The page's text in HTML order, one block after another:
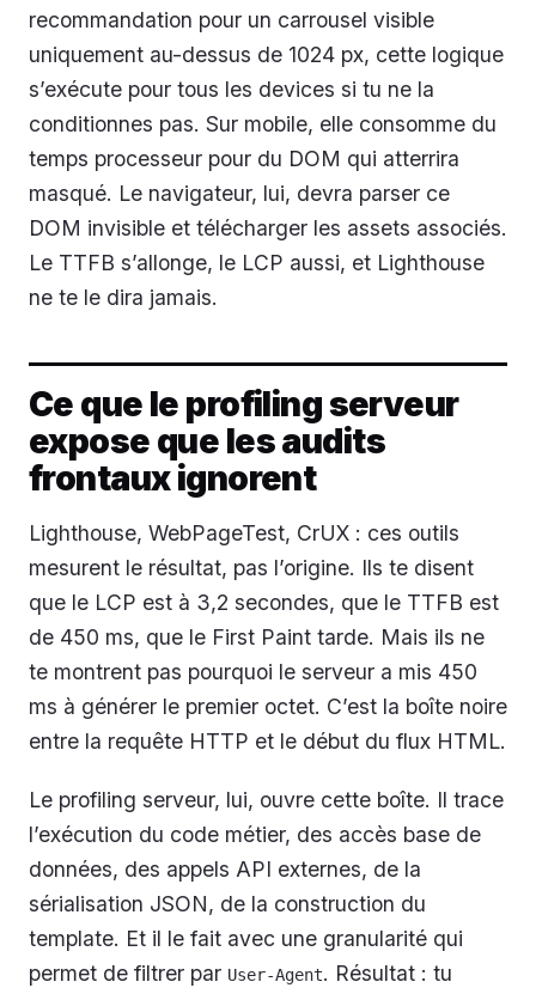
recommandation pour un carrousel visible
uniquement au-dessus de 1024 px, cette logique
s’exécute pour tous les devices si tu ne la
conditionnes pas. Sur mobile, elle consomme du
temps processeur pour du DOM qui atterrira
masqué. Le navigateur, lui, devra parser ce
DOM invisible et télécharger les assets associés.
Le TTFB s’allonge, le LCP aussi, et Lighthouse
ne te le dira jamais.
Ce que le profiling serveur
expose que les audits
frontaux ignorent
Lighthouse, WebPageTest, CrUX : ces outils
mesurent le résultat, pas l’origine. Ils te disent
que le LCP est à 3,2 secondes, que le TTFB est
de 450 ms, que le First Paint tarde. Mais ils ne
te montrent pas pourquoi le serveur a mis 450
ms à générer le premier octet. C’est la boîte noire
entre la requête HTTP et le début du flux HTML.
Le profiling serveur, lui, ouvre cette boîte. Il trace
l’exécution du code métier, des accès base de
données, des appels API externes, de la
sérialisation JSON, de la construction du
template. Et il le fait avec une granularité qui
permet de filtrer par User-Agent. Résultat : tu